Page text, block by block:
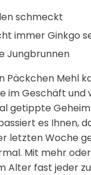
schmeckt
immer Ginkgo
Jungbrunnen
Päckchen Mehl
Geschäft und
getippte
es Ihnen,
letzten Woche
Mit mehr
Alter fast jeder